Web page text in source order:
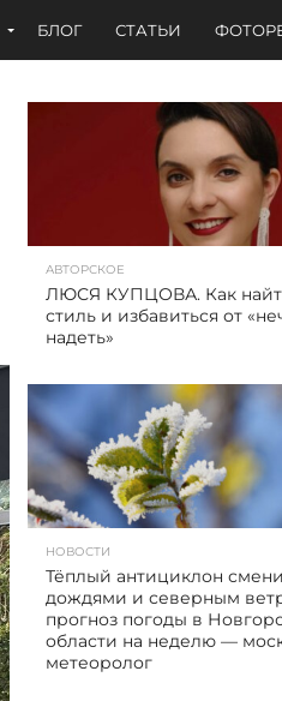
БЛОГ СТАТЬИ
АВТОРСКОЕ
ЛЮСЯ КУПЦОВА. Как
стиль и избавиться от
надеть»
НОВОСТИ
Тёплый антициклон
дождями и северным
прогноз погоды в
области на неделю —
метеоролог